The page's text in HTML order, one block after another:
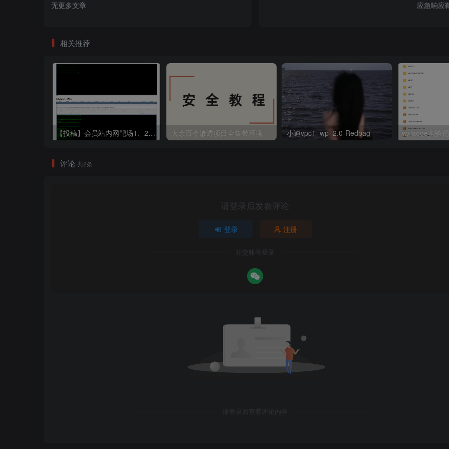
无更多文章
应急响应
相关推荐
【投稿】会员站内网靶场1、2、3、4、7WP 大余百个渗透项目全集带环境 小迪vpc1_wp_2.0-Redbag wxiaoge实验
评论 共2条
请登录后发表评论
登录 注册
社交账号登录
请登录后查看评论内容